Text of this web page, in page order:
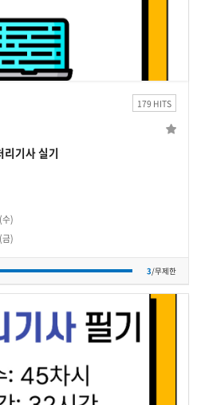
179 HITS
기사 실기
)
)
3/무제한
차 - 정보처리기사 실기
3/무제한